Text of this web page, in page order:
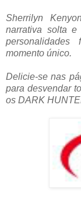
Sherrilyn
narrativa solta e
momento único.
Delicie-se nas
para desvendar
os DARK